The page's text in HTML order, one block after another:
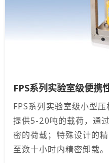
FPS系列实验室级便携
FPS系列实验室级小型
提供5-20吨的载荷，通
密的荷载；特殊设计的
至数十小时内精密卸载。